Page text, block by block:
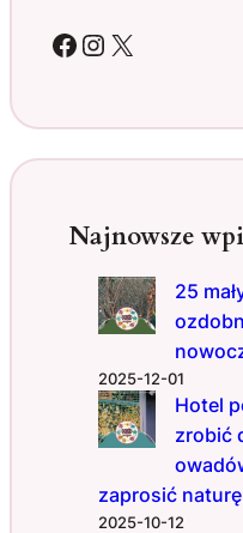
l
i
p
e
a
d
e
n
u
d
Facebook Instagram X
Najnowsze
25
2025-12-01
Hotel
zrobić
zaprosić
2025-10-12